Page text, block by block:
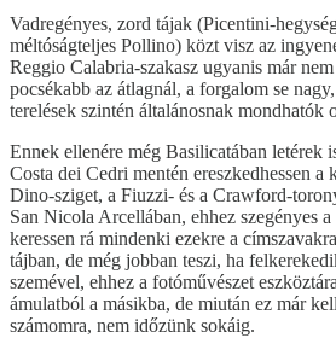
Vadregényes, zord tájak (Picentini-
méltóságteljes Pollino) közt visz az
Reggio Calabria-szakasz ugyanis már
pocsékabb az átlagnál, a forgalom se
terelések szintén általánosnak mondhatók
Ennek ellenére még Basilicatában letérek
Costa dei Cedri mentén ereszkedhessen a
Dino-sziget, a Fiuzzi- és a Crawford-
San Nicola Arcellában, ehhez szegényes
keressen rá mindenki ezekre a
tájban, de még jobban teszi, ha
szemével, ehhez a fotóművészet
ámulatból a másikba, de miután ez már
számomra, nem időzünk sokáig.